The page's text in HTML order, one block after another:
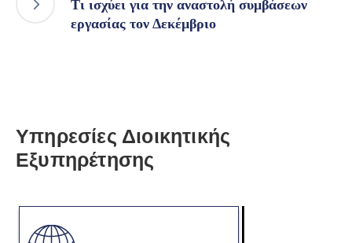
Τι ισχύει για την αναστολή συμβάσεων
εργασίας τον Δεκέμβριο
Υπηρεσίες Διοικητικής
Εξυπηρέτησης